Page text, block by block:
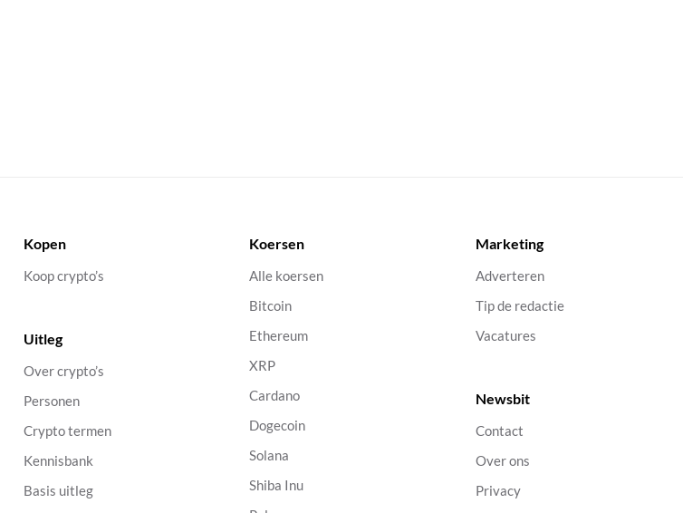
Kopen
Koop crypto’s
Uitleg
Over crypto’s
Personen
Crypto termen
Kennisbank
Basis uitleg
Koersen
Alle koersen
Bitcoin
Ethereum
XRP
Cardano
Dogecoin
Solana
Shiba Inu
Marketing
Adverteren
Tip de redactie
Vacatures
Newsbit
Contact
Over ons
Privacy